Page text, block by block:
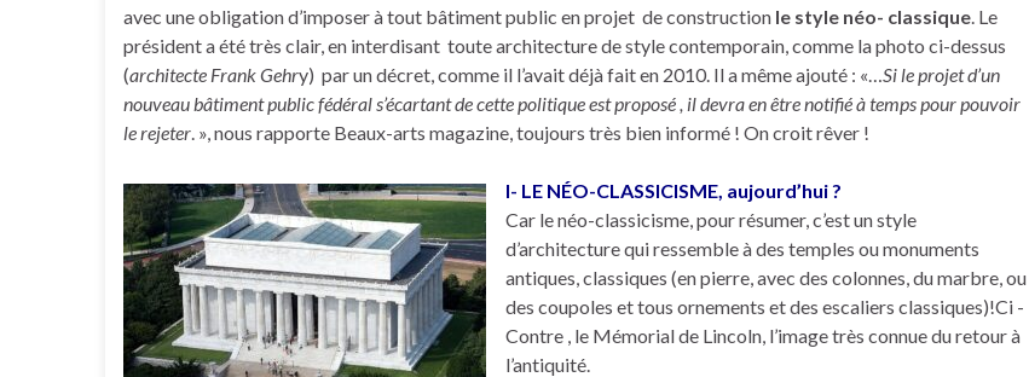
avec une obligation d’imposer à tout bâtiment public en projet de construction le style néo- classique . Le
président a été très clair, en interdisant toute architecture de style contemporain, comme la photo ci-dessus
(architecte Frank Gehry) par un décret, comme il l’avait déjà fait en 2010. Il a même ajouté : «… Si le projet d’un
nouveau bâtiment public fédéral s’écartant de cette politique est proposé , il devra en être notifié à temps pour pouvoir
le rejeter . », nous rapporte Beaux-arts magazine, toujours très bien informé ! On croit rêver !
I- LE NÉO-CLASSICISME, aujourd’hui ?
Car le néo-classicisme, pour résumer, c’est un style
d’architecture qui ressemble à des temples ou monuments
antiques, classiques (en pierre, avec des colonnes, du marbre, ou
des coupoles et tous ornements et des escaliers classiques)!Ci -
Contre , le Mémorial de Lincoln, l’image très connue du retour à
l’antiquité.